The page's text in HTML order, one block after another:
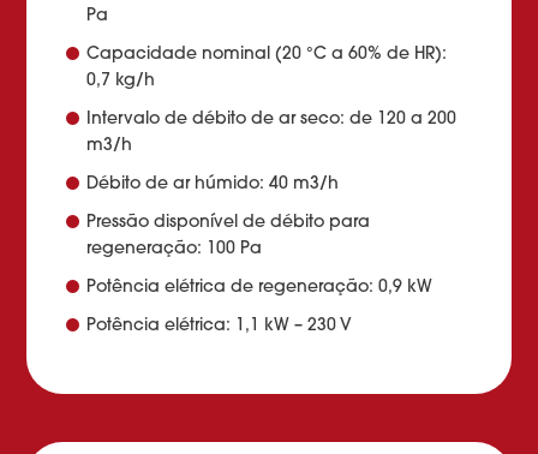
Pa
Capacidade nominal (20 °C a 60% de HR):
0,7 kg/h
Intervalo de débito de ar seco: de 120 a 200
m3/h
Débito de ar húmido: 40 m3/h
Pressão disponível de débito para
regeneração: 100 Pa
Potência elétrica de regeneração: 0,9 kW
Potência elétrica: 1,1 kW – 230 V